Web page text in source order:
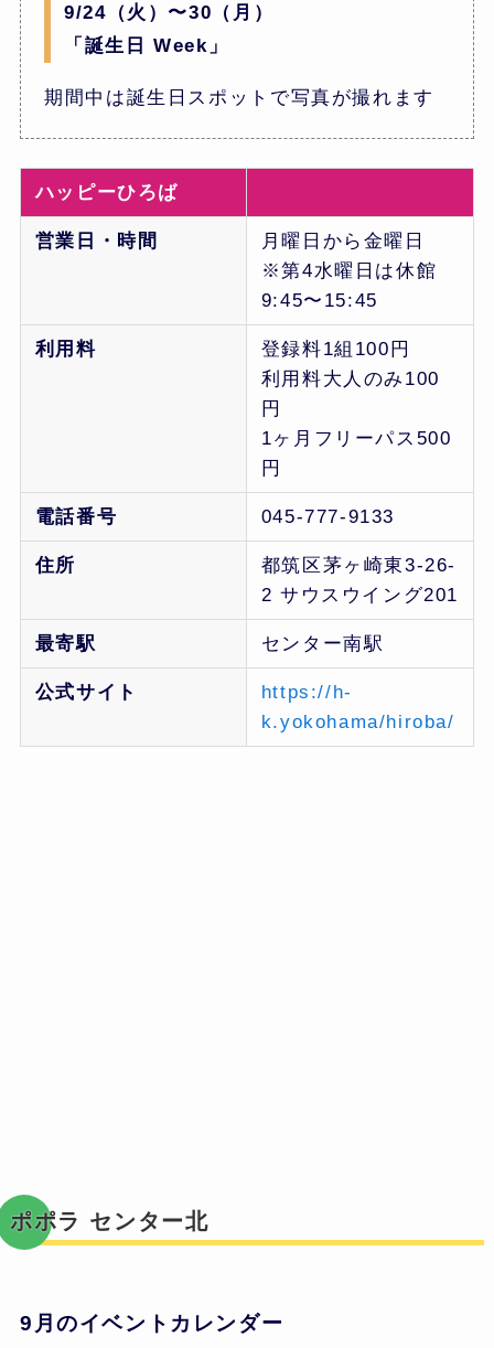
9/24（火）〜30（月）
「誕生日 Week」
期間中は誕生日スポットで写真が撮れます
ハッピーひろば
営業日・時間
月曜日から金曜日
※第4水曜日は休館
9:45〜15:45
利用料
登録料1組100円
利用料大人のみ100
円
1ヶ月フリーパス500
円
電話番号 045-777-9133
住所
都筑区茅ヶ崎東3-26-
2 サウスウイング201
最寄駅 センター南駅
公式サイト
https://h-
k.yokohama/hiroba/
ポポラ センター北
9月のイベントカレンダー